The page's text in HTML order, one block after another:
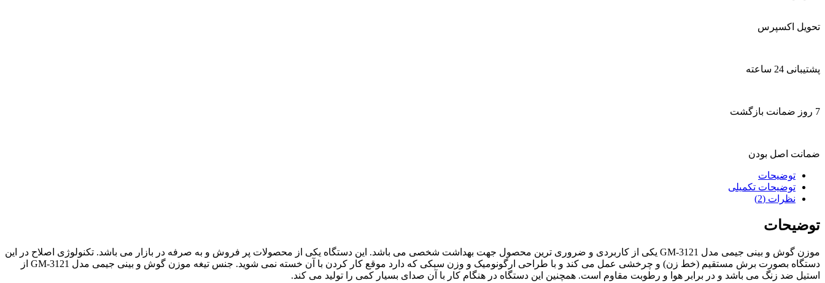
تحویل اکسپرس
پشتیبانی 24 ساعته
7 روز ضمانت بازگشت
ضمانت اصل بودن
توضیحات
توضیحات تکمیلی
نظرات (2)
توضیحات
موزن گوش و بینی جیمی مدل GM-3121 یکی از کاربردی و ضروری ترین محصول جهت بهداشت شخصی می باشد. این دستگاه یکی از محصولات پر فروش و به صرفه در بازار می باشد. تکنولوژی اصلاح در این
دستگاه بصورت برش مستقیم (خط زن) و چرخشی عمل می کند و با طراحی ارگونومیک و وزن سبکی که دارد موقع کار کردن با آن خسته نمی شوید. جنس تیغه موزن گوش و بینی جیمی مدل GM-3121 از
استیل ضد زنگ می باشد و در برابر هوا و رطوبت مقاوم است. همچنین این دستگاه در هنگام کار با آن صدای بسیار کمی را تولید می کند.